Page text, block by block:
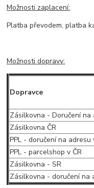
Možnosti zaplacení:
Platba převodem, platba
Možnosti dopravy:
Dopravce
Zásilkovna - Doručení na
Zásilkovna ČR
PPL - doručení na adresu
PPL - parcelshop v ČR
Zásilkovna - SR
Zásilkovna - doručení na